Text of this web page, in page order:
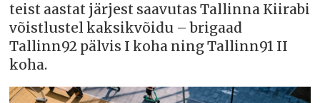
teist aastat järjest saavutas Tallinna Kiirabi
võistlustel kaksikvõidu – brigaad
Tallinn92 pälvis I koha ning Tallinn91 II
koha.